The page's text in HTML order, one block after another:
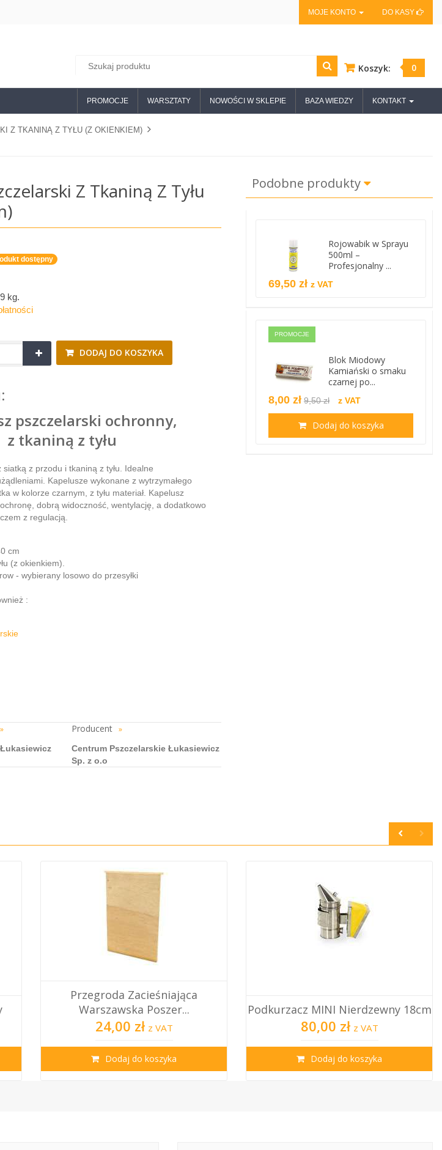
MOJE KONTO DO KASY
Koszyk: 0
PROMOCJE WARSZTATY NOWOŚCI W SKLEPIE BAZA WIEDZY KONTAKT
Z TKANINĄ Z TYŁU (Z OKIENKIEM)
Z Tkaniną Z Tyłu
dostępny
kg.
DODAJ DO KOSZYKA
pszczelarski ochronny,
z tkaniną z tyłu
z przodu i tkaniną z tyłu. Idealne
Kapelusze wykonane z wytrzymałego
w kolorze czarnym, z tyłu materiał. Kapelusz
dobrą widoczność, wentylację, a dodatkowo
z regulacją.
cm
(z okienkiem).
- wybierany losowo do przesyłki
:
» Producent »
Centrum Pszczelarskie Łukasiewicz
Sp. z o.o
Podobne produkty
Rojowabik w Sprayu
500ml –
Profesjonalny ...
69,50 zł z VAT
PROMOCJE
Blok Miodowy
Kamiański o smaku
czarnej po...
8,00 zł 9,50 zł z VAT
Dodaj do koszyka
Przegroda Zacieśniająca
Warszawska Poszer...
24,00 zł z VAT
Dodaj do koszyka
Podkurzacz MINI Nierdzewny 18cm
80,00 zł z VAT
Dodaj do koszyka